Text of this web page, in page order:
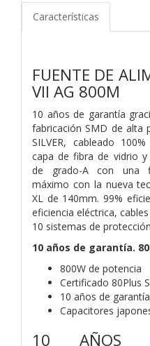
Características
FUENTE DE
VII AG 800M
10 años de garantía
fabricación SMD de alta
SILVER, cableado
capa de fibra de vidrio y
de grado-A con una
máximo con la nueva
XL de 140mm. 99%
eficiencia eléctrica,
10 sistemas de
10 años de garantía.
800W de potencia
Certificado 80Plus
10 años de garantía
Capacitores
10 AÑOS